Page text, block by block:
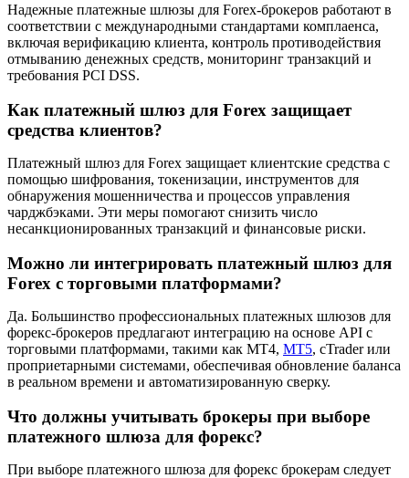
Надежные платежные шлюзы для Forex-брокеров работают в
соответствии с международными стандартами комплаенса,
включая верификацию клиента, контроль противодействия
отмыванию денежных средств, мониторинг транзакций и
требования PCI DSS.
Как платежный шлюз для Forex защищает
средства клиентов?
Платежный шлюз для Forex защищает клиентские средства с
помощью шифрования, токенизации, инструментов для
обнаружения мошенничества и процессов управления
чарджбэками. Эти меры помогают снизить число
несанкционированных транзакций и финансовые риски.
Можно ли интегрировать платежный шлюз для
Forex с торговыми платформами?
Да. Большинство профессиональных платежных шлюзов для
форекс-брокеров предлагают интеграцию на основе API с
торговыми платформами, такими как MT4, MT5, cTrader или
проприетарными системами, обеспечивая обновление баланса
в реальном времени и автоматизированную сверку.
Что должны учитывать брокеры при выборе
платежного шлюза для форекс?
При выборе платежного шлюза для форекс брокерам следует